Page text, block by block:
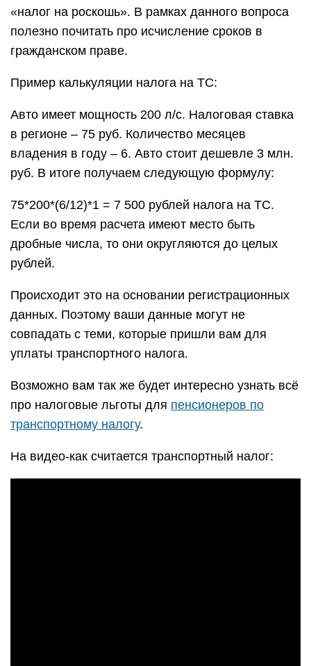
«налог на роскошь». В рамках данного вопроса
полезно почитать про исчисление сроков в
гражданском праве.
Пример калькуляции налога на ТС:
Авто имеет мощность 200 л/с. Налоговая ставка
в регионе – 75 руб. Количество месяцев
владения в году – 6. Авто стоит дешевле 3 млн.
руб. В итоге получаем следующую формулу:
75*200*(6/12)*1 = 7 500 рублей налога на ТС.
Если во время расчета имеют место быть
дробные числа, то они округляются до целых
рублей.
Происходит это на основании регистрационных
данных. Поэтому ваши данные могут не
совпадать с теми, которые пришли вам для
уплаты транспортного налога.
Возможно вам так же будет интересно узнать всё
про налоговые льготы для пенсионеров по
транспортному налогу.
На видео-как считается транспортный налог: